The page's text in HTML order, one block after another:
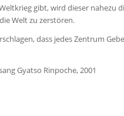
gibt, wird dieser nahezu
Welt zu zerstören.
dass jedes Zentrum
Gyatso Rinpoche, 2001